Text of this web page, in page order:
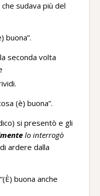
sudava più del
buona”.
seconda volta
(è) buona”.
si presentò e gli
lo interrogò
ardere dalla
buona anche